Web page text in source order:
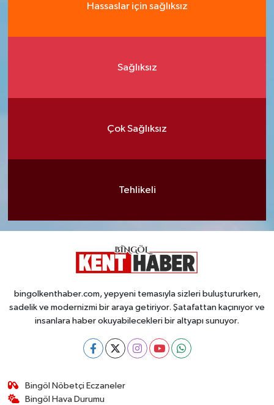
Hassaslar için sağlıksız
Sağlıksız
Çok Sağlıksız
Tehlikeli
bingolkenthaber.com, yepyeni temasıyla sizleri buluştururken,
sadelik ve modernizmi bir araya getiriyor. Şatafattan kaçınıyor ve
insanlara haber okuyabilecekleri bir altyapı sunuyor.
Bingöl Nöbetçi Eczaneler
Bingöl Hava Durumu